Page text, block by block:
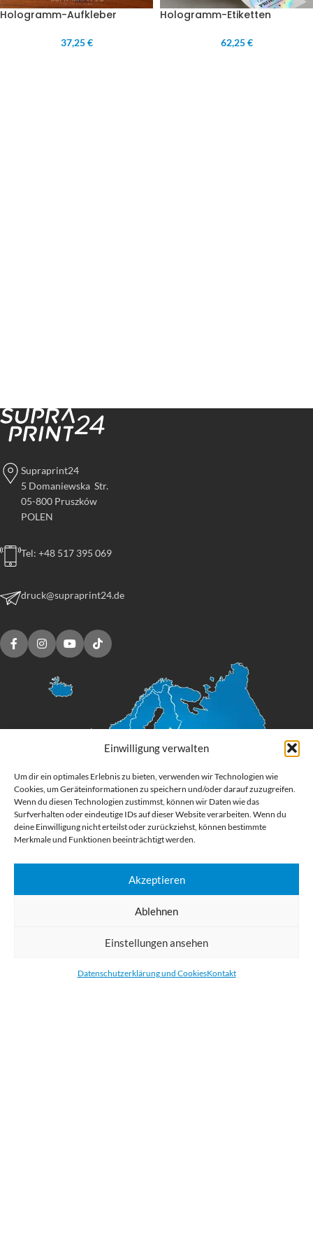
Einwilligung verwalten
Um dir ein optimales Erlebnis zu bieten, verwenden wir Technologien wie
Cookies, um Geräteinformationen zu speichern und/oder darauf zuzugreifen.
Wenn du diesen Technologien zustimmst, können wir Daten wie das
Surfverhalten oder eindeutige IDs auf dieser Website verarbeiten. Wenn du
deine Einwilligung nicht erteilst oder zurückziehst, können bestimmte
Merkmale und Funktionen beeinträchtigt werden.
Akzeptieren
Ablehnen
Einstellungen ansehen
Datenschutzerklärung und CookiesKontakt
Hologramm-Aufkleber
37,25 €
Hologramm-Etiketten
62,25 €
Supraprint24
5 Domaniewska Str.
05-800 Pruszków
POLEN
Tel: +48 517 395 069
druck@supraprint24.de
Digital Großformatdruck
Bestellen Sie gedruckte Werbemittel online für Ihr Unternehmen. Wir
und Aufkleber. Wir liefern unsere Druckprodukte Deutschland,